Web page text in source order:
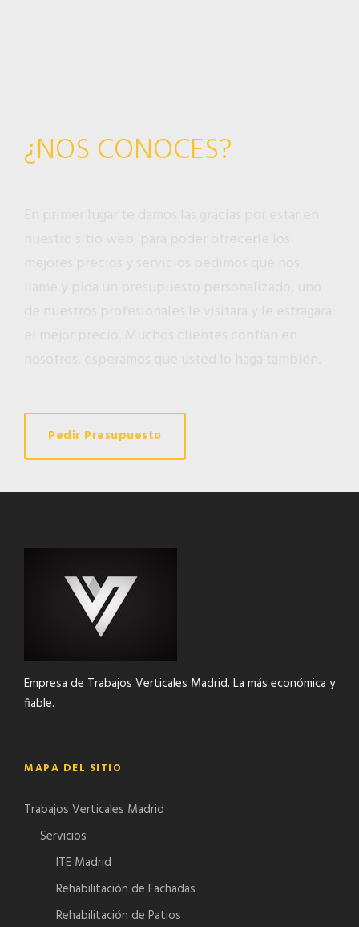
¿NOS CONOCES?
Pedir Presupuesto
Empresa de Trabajos Verticales Madrid. La más económica y
fiable.
MAPA DEL SITIO
Trabajos Verticales Madrid
Servicios
ITE Madrid
Rehabilitación de Fachadas
Rehabilitación de Patios